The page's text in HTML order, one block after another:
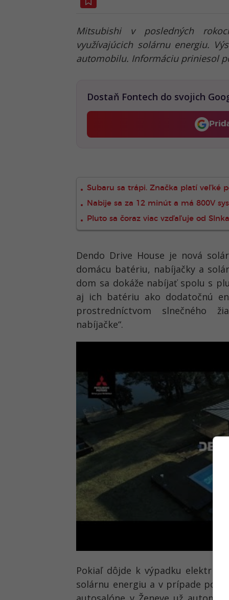
Mitsubishi v posledných
využívajúcich solárnu energiu.
automobilu. Informáciu priniesol
Dostaň Fontech do svojich
Subaru sa trápi. Značka platí veľké
Nabije sa za 12 minút a má 800V
Pluto sa čoraz viac vzďaľuje od
Dendo Drive House je nová
domácu batériu, nabíjačky a
dom sa dokáže nabíjať spolu s
aj ich batériu ako dodatočnú
prostredníctvom slnečného
nabíjačke“.
Pokiaľ dôjde k výpadku elektriny
solárnu energiu a v prípade